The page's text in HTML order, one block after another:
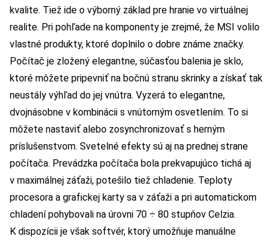
kvalite. Tiež ide o výborný základ pre hranie vo virtuálnej
realite. Pri pohľade na komponenty je zrejmé, že MSI volilo
vlastné produkty, ktoré doplnilo o dobre známe značky.
Počítač je zložený elegantne, súčasťou balenia je sklo,
ktoré môžete pripevniť na bočnú stranu skrinky a získať tak
neustály výhľad do jej vnútra. Vyzerá to elegantne,
dvojnásobne v kombinácii s vnútorným osvetlením. To si
môžete nastaviť alebo zosynchronizovať s herným
príslušenstvom. Svetelné efekty sú aj na prednej strane
počítača. Prevádzka počítača bola prekvapujúco tichá aj
v maximálnej záťaži, potešilo tiež chladenie. Teploty
procesora a grafickej karty sa v záťaži a pri automatickom
chladení pohybovali na úrovni 70 ÷ 80 stupňov Celzia.
K dispozícii je však softvér, ktorý umožňuje manuálne